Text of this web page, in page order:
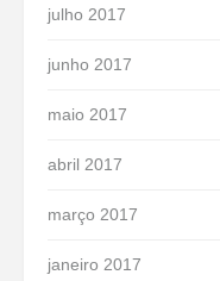
julho 2017
junho 2017
maio 2017
abril 2017
março 2017
janeiro 2017